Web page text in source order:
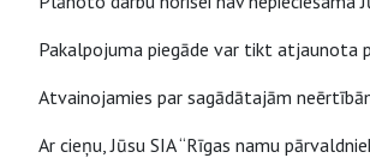
Pakalpojuma piegāde var tikt atjaunota
Atvainojamies par sagādātajām
Ar cieņu, Jūsu SIA “Rīgas namu